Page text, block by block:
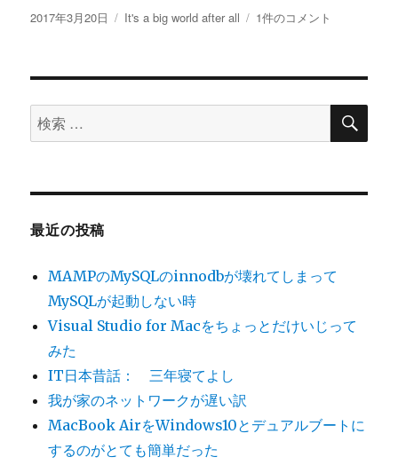
投
2017年3月20日
カ
リ
It's a big world after all
め
鹿
島
朝
1件のコメント
検
索
象:
検
最近の投稿
MAMPのMySQLのinnodbが壊れてしまって
MySQLが起動しない時
Visual Studio for Macをちょっとだけいじって
みた
IT日本昔話： 三年寝てよし
我が家のネットワークが遅い訳
MacBook AirをWindows10とデュアルブートに
するのがとても簡単だった